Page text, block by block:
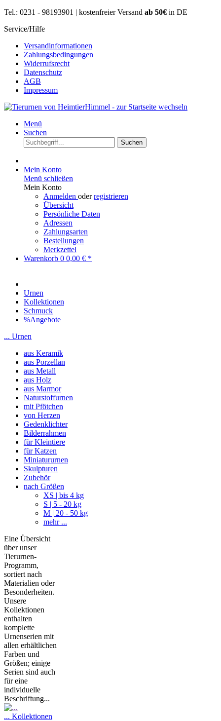
Tel.: 0231 - 98193901 | kostenfreier Versand ab 50€ in DE
Service/Hilfe
Versandinformationen
Zahlungsbedingungen
Widerrufsrecht
Datenschutz
AGB
Impressum
Menü
Suchen
Suchen
Mein Konto
Menü schließen
Mein Konto
Anmelden oderregistrieren
Übersicht
Persönliche Daten
Adressen
Zahlungsarten
Bestellungen
Merkzettel
Warenkorb 0 0,00 € *
Urnen
Kollektionen
Schmuck
%Angebote
... Urnen
aus Keramik
aus Porzellan
aus Metall
aus Holz
aus Marmor
Naturstoffurnen
mit Pfötchen
von Herzen
Gedenklichter
Bilderrahmen
für Kleintiere
für Katzen
Miniatururnen
Skulpturen
Zubehör
nach Größen
XS | bis 4 kg
S | 5 - 20 kg
M | 20 - 50 kg
mehr ...
Eine Übersicht
über unser
Tierurnen-
Programm,
sortiert nach
Materialien oder
Besonderheiten.
Unsere
Kollektionen
enthalten
komplette
Urnenserien mit
allen erhältlichen
Farben und
Größen; einige
Serien sind auch
für eine
individuelle
Beschriftung...
... Kollektionen